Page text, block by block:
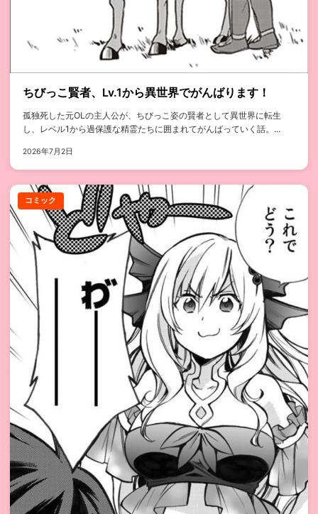
ちびっこ賢者、Lv.1から異世界でがんばります！
孤独死した元OLの主人公が、ちびっこ姿の賢者として異世界に転生
し、レベル1から過保護な精霊たちに囲まれてがんばっていく話。...
2026年7月2日
コミック